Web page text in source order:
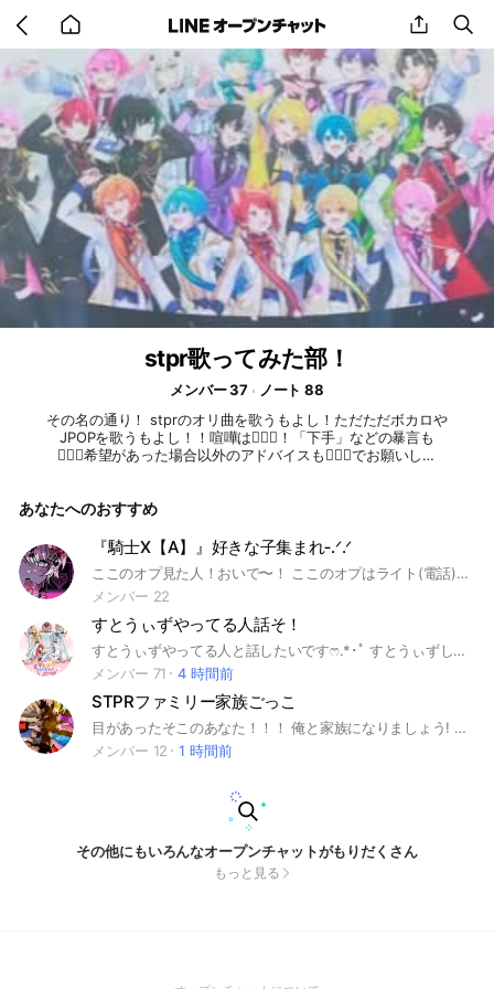
back
to
home
share
stpr歌ってみた部！
メンバー 37
ノート 88
その名の通り！ stprのオリ曲を歌うもよし！ただただボカロや
JPOPを歌うもよし！！喧嘩は🙅🏻‍♀️！「下手」などの暴言も
🙅🏻‍♀️希望があった場合以外のアドバイスも🙅🏻‍♀️でお願いしま
あなたへのおすすめ
『騎士X【A】』好きな子集まれ‐.ᐟ‪‪‬.ᐟ‪‪‬
ここのオプ見た人！おいで〜！ ここのオプはライト(電話)したり、ナイトX(A)について語り合う所だよ！！ 雑談もしよね(*≧∀≦*)もちろん勉強会もいいよ！イラスト貼り付けもいいよ！！ あ！チラ見で試しに入ってもいいよ！自分に合わない時は試しに入ったよ〜って言うのを言ってから抜けてほしい！！ 宣伝もいいよ〜宣伝した後抜けるなら言ってね！！ みんな優しくて喧嘩のない所だよ！安心してきてねっタメ口でもおっけ〜！ すぐみんなと仲良くなれるよ！ ルール！ 例えば… ポイント目当てで入る 出会い厨 ストーカー行為(1回で蹴ります) 何かの勧誘 荒らし目的(1回で蹴ります) 自分の作ったものじゃないものを自作発言 無断転載 (1回で蹴ります) 推し様の悪口を言う 人が不快になる発言を言う (1回で蹴ります)を書いてないルールは2回破ったら蹴っちゃうからよろしくね、、(ごめんね) ルール見たかな？みんなよろしくね(*´꒳`*)
メンバー 22
すとうぃずやってる人話そ！
すとうぃずやってる人と話したいです‪ෆ‪.*･ﾟ すとうぃずしてたら騎士A推しでも、AMPTAK推しでも、めておら推しでも、すにすて推しでも、その他推し活している人でも入って欲しいです！！(*´˘`*)♡ 入ったら大事なノートを見てくださいっ！ あ…できればメルトくん推しの方は入らないでいただきたい… リスナー同士 仲良く会話しませんか？ 同担拒否の人は入らないでください 荒らし、喧嘩、即抜けは禁止です❌ ルールを守って話しましょう！ #すとぷり #莉犬 #ころん #るぅと #ジェル #さとみ #ななもり。#STPR #すとぷり
メンバー 71
4 時間前
STPRファミリー家族ごっこ
目があったそこのあなた！！！ 俺と家族になりましょう! みんなで楽しく過ごしましょ⁉︎ 家族ごっこはいっても 推しの枠に入れないんでしょ！？ ここなら可能な限りできる! 主は、あっきぃ＆ぷりっつです！ メンバーのペット役もあります! #STPR #家族ごっこ
メンバー 12
1 時間前
その他にもいろんなオープンチャットがもりだくさん
もっと見る